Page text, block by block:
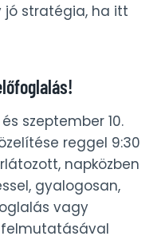
jó stratégia, ha itt
szeptember 10.
reggel 9:30
napközben
gyalogosan,
vagy